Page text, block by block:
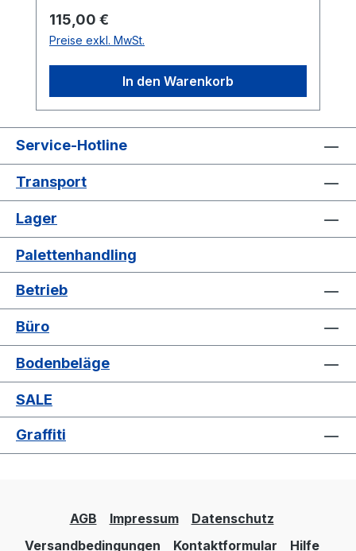
Regulärer Preis:
115,00 €
Preise exkl. MwSt.
In den Warenkorb
Service-Hotline
Transport
Lager
Palettenhandling
Betrieb
Büro
Bodenbeläge
SALE
Graffiti
AGB Impressum
Datenschutz
Versandbedingungen
Kontaktformular Hilfe